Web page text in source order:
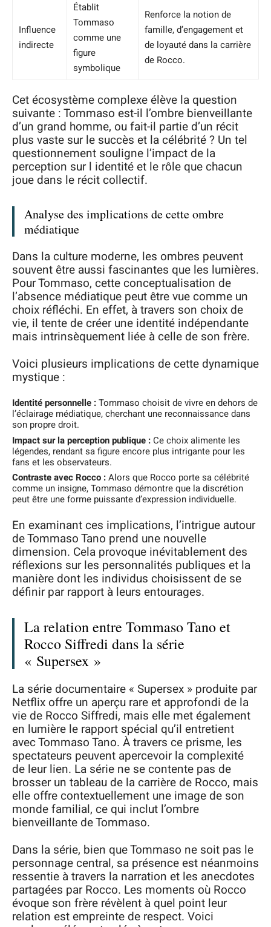
Influence
indirecte
Établit
Tommaso
comme une
figure
symbolique
Renforce la notion de
famille, d’engagement et
de loyauté dans la carrière
de Rocco.
Cet écosystème complexe élève la question
suivante : Tommaso est-il l’ombre bienveillante
d’un grand homme, ou fait-il partie d’un récit
plus vaste sur le succès et la célébrité ? Un tel
questionnement souligne l’impact de la
perception sur l identité et le rôle que chacun
joue dans le récit collectif.
Analyse des implications de cette ombre
médiatique
Dans la culture moderne, les ombres peuvent
souvent être aussi fascinantes que les lumières.
Pour Tommaso, cette conceptualisation de
l’absence médiatique peut être vue comme un
choix réfléchi. En effet, à travers son choix de
vie, il tente de créer une identité indépendante
mais intrinsèquement liée à celle de son frère.
Voici plusieurs implications de cette dynamique
mystique :
Identité personnelle :Tommaso choisit de vivre en dehors de
l’éclairage médiatique, cherchant une reconnaissance dans
son propre droit.
Impact sur la perception publique :Ce choix alimente les
légendes, rendant sa figure encore plus intrigante pour les
fans et les observateurs.
Contraste avec Rocco :Alors que Rocco porte sa célébrité
comme un insigne, Tommaso démontre que la discrétion
peut être une forme puissante d’expression individuelle.
En examinant ces implications, l’intrigue autour
de Tommaso Tano prend une nouvelle
dimension. Cela provoque inévitablement des
réflexions sur les personnalités publiques et la
manière dont les individus choisissent de se
définir par rapport à leurs entourages.
La relation entre Tommaso Tano et
Rocco Siffredi dans la série
« Supersex »
La série documentaire « Supersex » produite par
Netflix offre un aperçu rare et approfondi de la
vie de Rocco Siffredi, mais elle met également
en lumière le rapport spécial qu’il entretient
avec Tommaso Tano. À travers ce prisme, les
spectateurs peuvent apercevoir la complexité
de leur lien. La série ne se contente pas de
brosser un tableau de la carrière de Rocco, mais
elle offre contextuellement une image de son
monde familial, ce qui inclut l’ombre
bienveillante de Tommaso.
Dans la série, bien que Tommaso ne soit pas le
personnage central, sa présence est néanmoins
ressentie à travers la narration et les anecdotes
partagées par Rocco. Les moments où Rocco
évoque son frère révèlent à quel point leur
relation est empreinte de respect. Voici